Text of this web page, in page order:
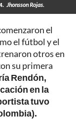
Jhonsson Rojas.
el
el fútbol y el
otros en
su primera
Rendón,
en la
tuvo